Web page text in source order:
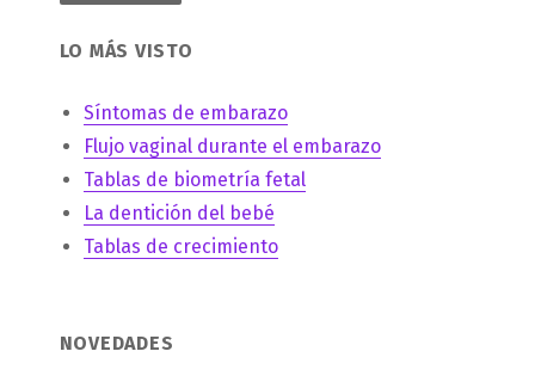
LO MÁS VISTO
Síntomas de embarazo
Flujo vaginal durante el embarazo
Tablas de biometría fetal
La dentición del bebé
Tablas de crecimiento
NOVEDADES